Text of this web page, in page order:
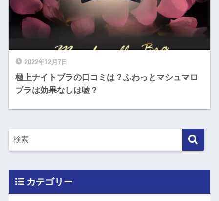
2022年12月7日
極上ナイトブラの口コミは？ふわっとマシュマロ
ブラは効果なしは嘘？
カテゴリー